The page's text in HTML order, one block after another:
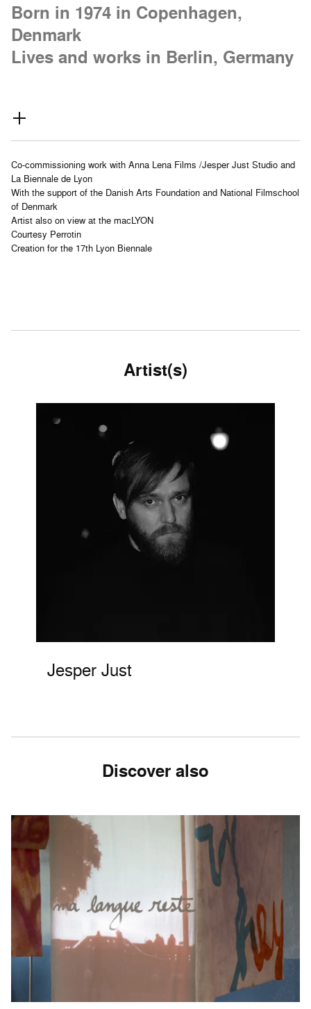
Born in 1974 in Copenhagen,
Denmark
Lives and works in Berlin, Germany
Co-commissioning work with Anna Lena Films /Jesper Just Studio and
La Biennale de Lyon
With the support of the Danish Arts Foundation and National Filmschool
of Denmark
Artist also on view at the macLYON
Courtesy Perrotin
Creation for the 17th Lyon Biennale
Artist(s)
Jesper Just
Discover also